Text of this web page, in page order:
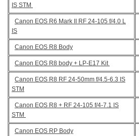
IS STM
Canon EOS R6 Mark II RF 24-105 f/4.0 L
IS
Canon EOS R8 Body
Canon EOS R8 body + LP-E17 Kit
Canon EOS R8 RF 24-50mm f/4.5-6.3 IS
STM
Canon EOS R8 + RF 24-105 f/4-7.1 IS
STM
Canon EOS RP Body